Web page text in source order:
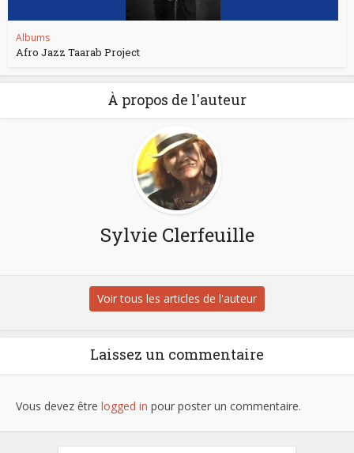
Albums
Afro Jazz Taarab Project
À propos de l'auteur
Sylvie Clerfeuille
Voir tous les articles de l'auteur
Laissez un commentaire
Vous devez être logged in pour poster un commentaire.